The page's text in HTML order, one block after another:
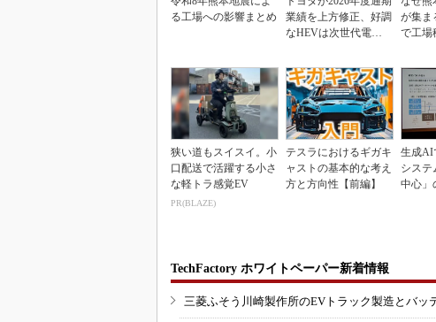
る工場への影響まとめ
業績を上方修正、好調
なHEVは次世代電池
が集
で工場
狭い道もスイスイ。小
口配送で活躍する小さ
な軽トラ感覚EV
PR(BLAZE)
テスラにおけるギガキ
ャストの基本的な考え
方と方向性【前編】
生成AI
シス
中心」
TechFactory ホワイトペーパー新着情報
三菱ふそう川崎製作所のEVトラック製造とバッ